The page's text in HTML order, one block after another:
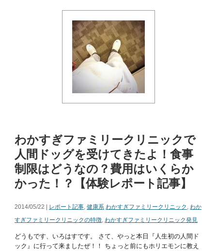
わかすぎファミリークリニックで
人間ドッグを受けてきたよ！食事
制限はどうなの？費用はいくらか
かった！？【体験レポート記事】
2014/05/22 | レポート記事, 健康系 わかすぎファミリークリニック , わか
すぎファミリークリニックの特徴, わかすぎファミリークリニック発見
どうもです、いろはすです。 さて、やっと本日『人生初の人間ド
ック』に行って来ましたぜ！！ ちょっと前にもホリエモンに教え